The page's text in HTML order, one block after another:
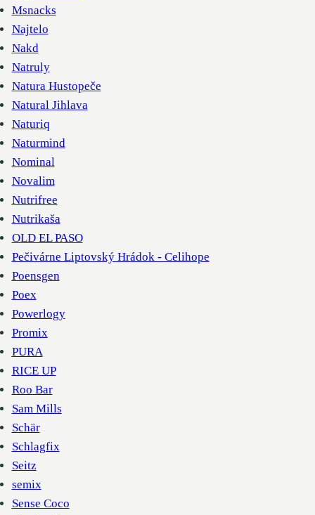
Msnacks
Najtelo
Nakd
Natruly
Natura Hustopeče
Natural Jihlava
Naturiq
Naturmind
Nominal
Novalim
Nutrifree
Nutrikaša
OLD EL PASO
Pečivárne Liptovský Hrádok - Celihope
Poensgen
Poex
Powerlogy
Promix
PURA
RICE UP
Roo Bar
Sam Mills
Schär
Schlagfix
Seitz
semix
Sense Coco